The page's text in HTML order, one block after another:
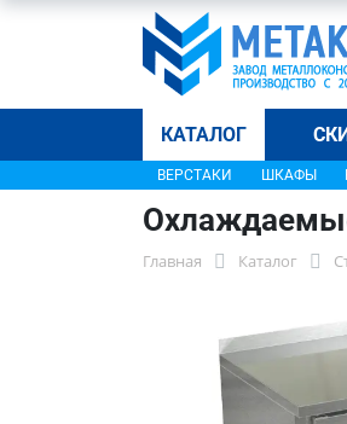
КАТАЛОГ
ВЕРСТАКИ ШКАФЫ
Главная Каталог